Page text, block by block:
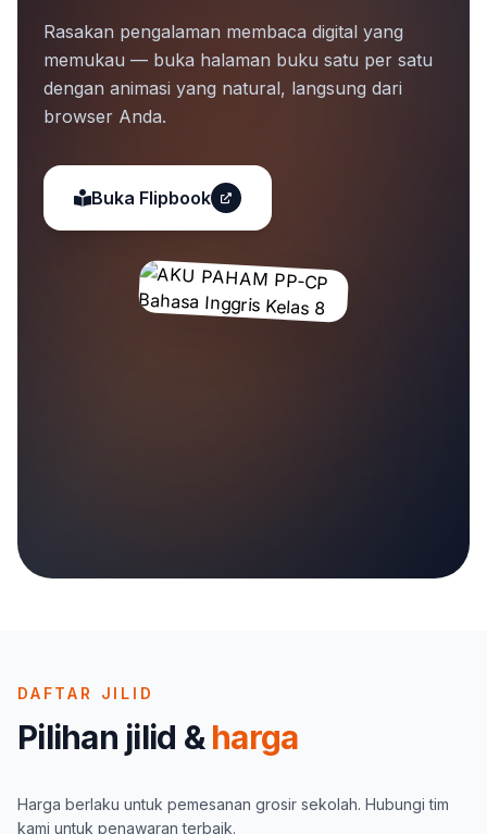
Rasakan pengalaman membaca digital yang
memukau — buka halaman buku satu per satu
dengan animasi yang natural, langsung dari
browser Anda.
Buka Flipbook
DAFTAR JILID
Pilihan jilid &harga
Harga berlaku untuk pemesanan grosir sekolah. Hubungi tim
kami untuk penawaran terbaik.